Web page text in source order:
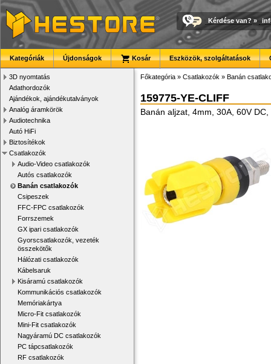
Kérdése van? »
Kategóriák Újdonságok Kosár Eszközök, szolgáltatások
3D nyomtatás
Adathordozók
Ajándékok, ajándékutalványok
Analóg áramkörök
Audiotechnika
Autó HiFi
Biztosítékok
Csatlakozók
Audio-Video csatlakozók
Autós csatlakozók
Banán csatlakozók
Csipeszek
FFC-FPC csatlakozók
Forrszemek
GX ipari csatlakozók
Gyorscsatlakozók, vezeték
összekötők
Hálózati csatlakozók
Kábelsaruk
Kisáramú csatlakozók
Kommunikációs csatlakozók
Memóriakártya
Micro-Fit csatlakozók
Mini-Fit csatlakozók
Nagyáramú DC csatlakozók
PC tápcsatlakozók
RF csatlakozók
Főkategória » Csatlakozók » Banán
159775-YE-CLIFF
Banán aljzat, 4mm, 30A, 60V